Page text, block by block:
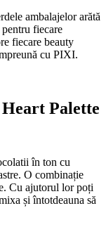
ambalajelor arătă
fiecare
fiecare beauty
cu PIXI.
Palette
în ton cu
O combinație
Cu ajutorul lor poți
și întotdeauna să